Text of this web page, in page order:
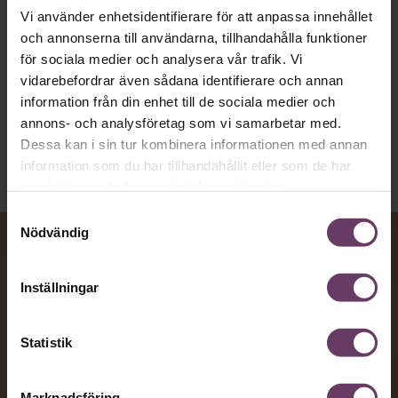
Vi använder enhetsidentifierare för att anpassa innehållet
och annonserna till användarna, tillhandahålla funktioner
för sociala medier och analysera vår trafik. Vi
vidarebefordrar även sådana identifierare och annan
information från din enhet till de sociala medier och
annons- och analysföretag som vi samarbetar med.
Dessa kan i sin tur kombinera informationen med annan
information som du har tillhandahållit eller som de har
Samtyckesval
Nödvändig
Inställningar
Statistik
toppcheferna?
Kommunikation
Text:Fredrik Kullberg
2026-08-07